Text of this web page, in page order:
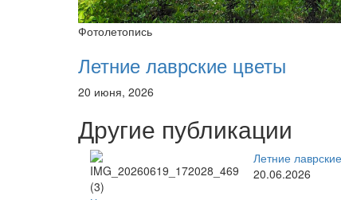
Фотолетопись
Летние лаврские цветы
20 июня, 2026
Другие публикации
Летние
20.06.2026